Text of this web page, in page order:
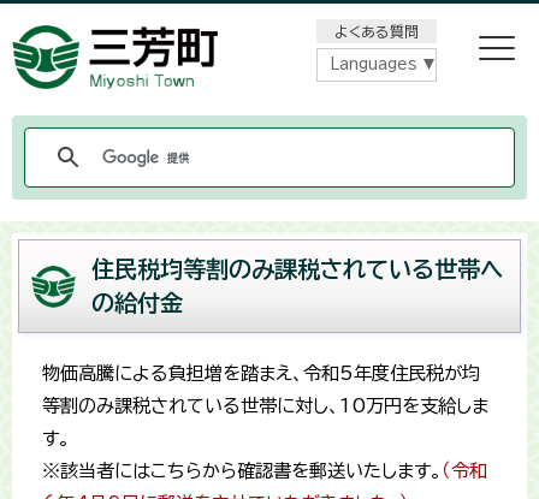
よくある質問
Languages
住民税均等割のみ課税されている世帯へ
の給付金
物価高騰による負担増を踏まえ、令和5年度住民税が均
等割のみ課税されている世帯に対し、10万円を支給しま
す。
※該当者にはこちらから確認書を郵送いたします。 （令和